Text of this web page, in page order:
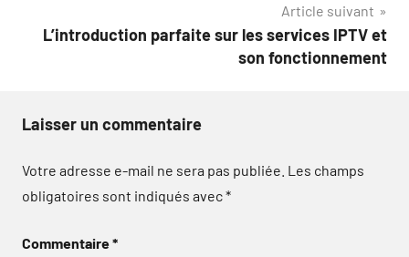
Article suivant
L’introduction parfaite sur les services IPTV et
son fonctionnement
Laisser un commentaire
Votre adresse e-mail ne sera pas publiée. Les champs
obligatoires sont indiqués avec*
Commentaire*